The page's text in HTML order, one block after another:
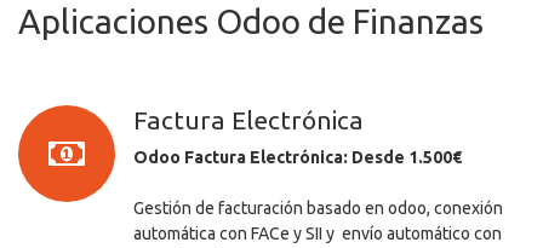
Aplicaciones Odoo de Finanzas
Factura Electrónica
Odoo Factura Electrónica: Desde 1.500€
Gestión de facturación basado en odoo, conexión
automática con FACe y SII y envío automático con